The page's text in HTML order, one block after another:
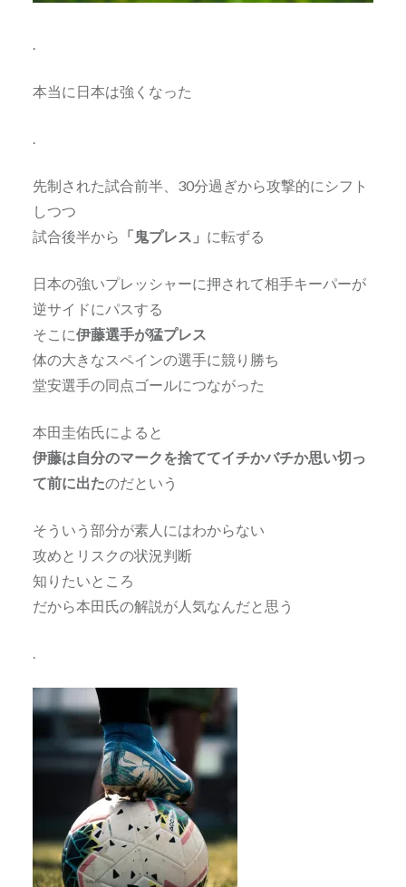
.
本当に日本は強くなった
.
先制された試合前半、30分過ぎから攻撃的にシフト
しつつ
試合後半から 「鬼プレス」 に転ずる
日本の強いプレッシャーに押されて相手キーパーが
逆サイドにパスする
そこに伊藤選手が猛プレス
体の大きなスペインの選手に競り勝ち
堂安選手の同点ゴールにつながった
本田圭佑氏によると
伊藤は自分のマークを捨ててイチかバチか思い切っ
て前に出たのだという
そういう部分が素人にはわからない
攻めとリスクの状況判断
知りたいところ
だから本田氏の解説が人気なんだと思う
.